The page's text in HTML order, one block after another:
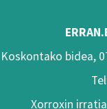
Koskontako bidea,
Xorroxin